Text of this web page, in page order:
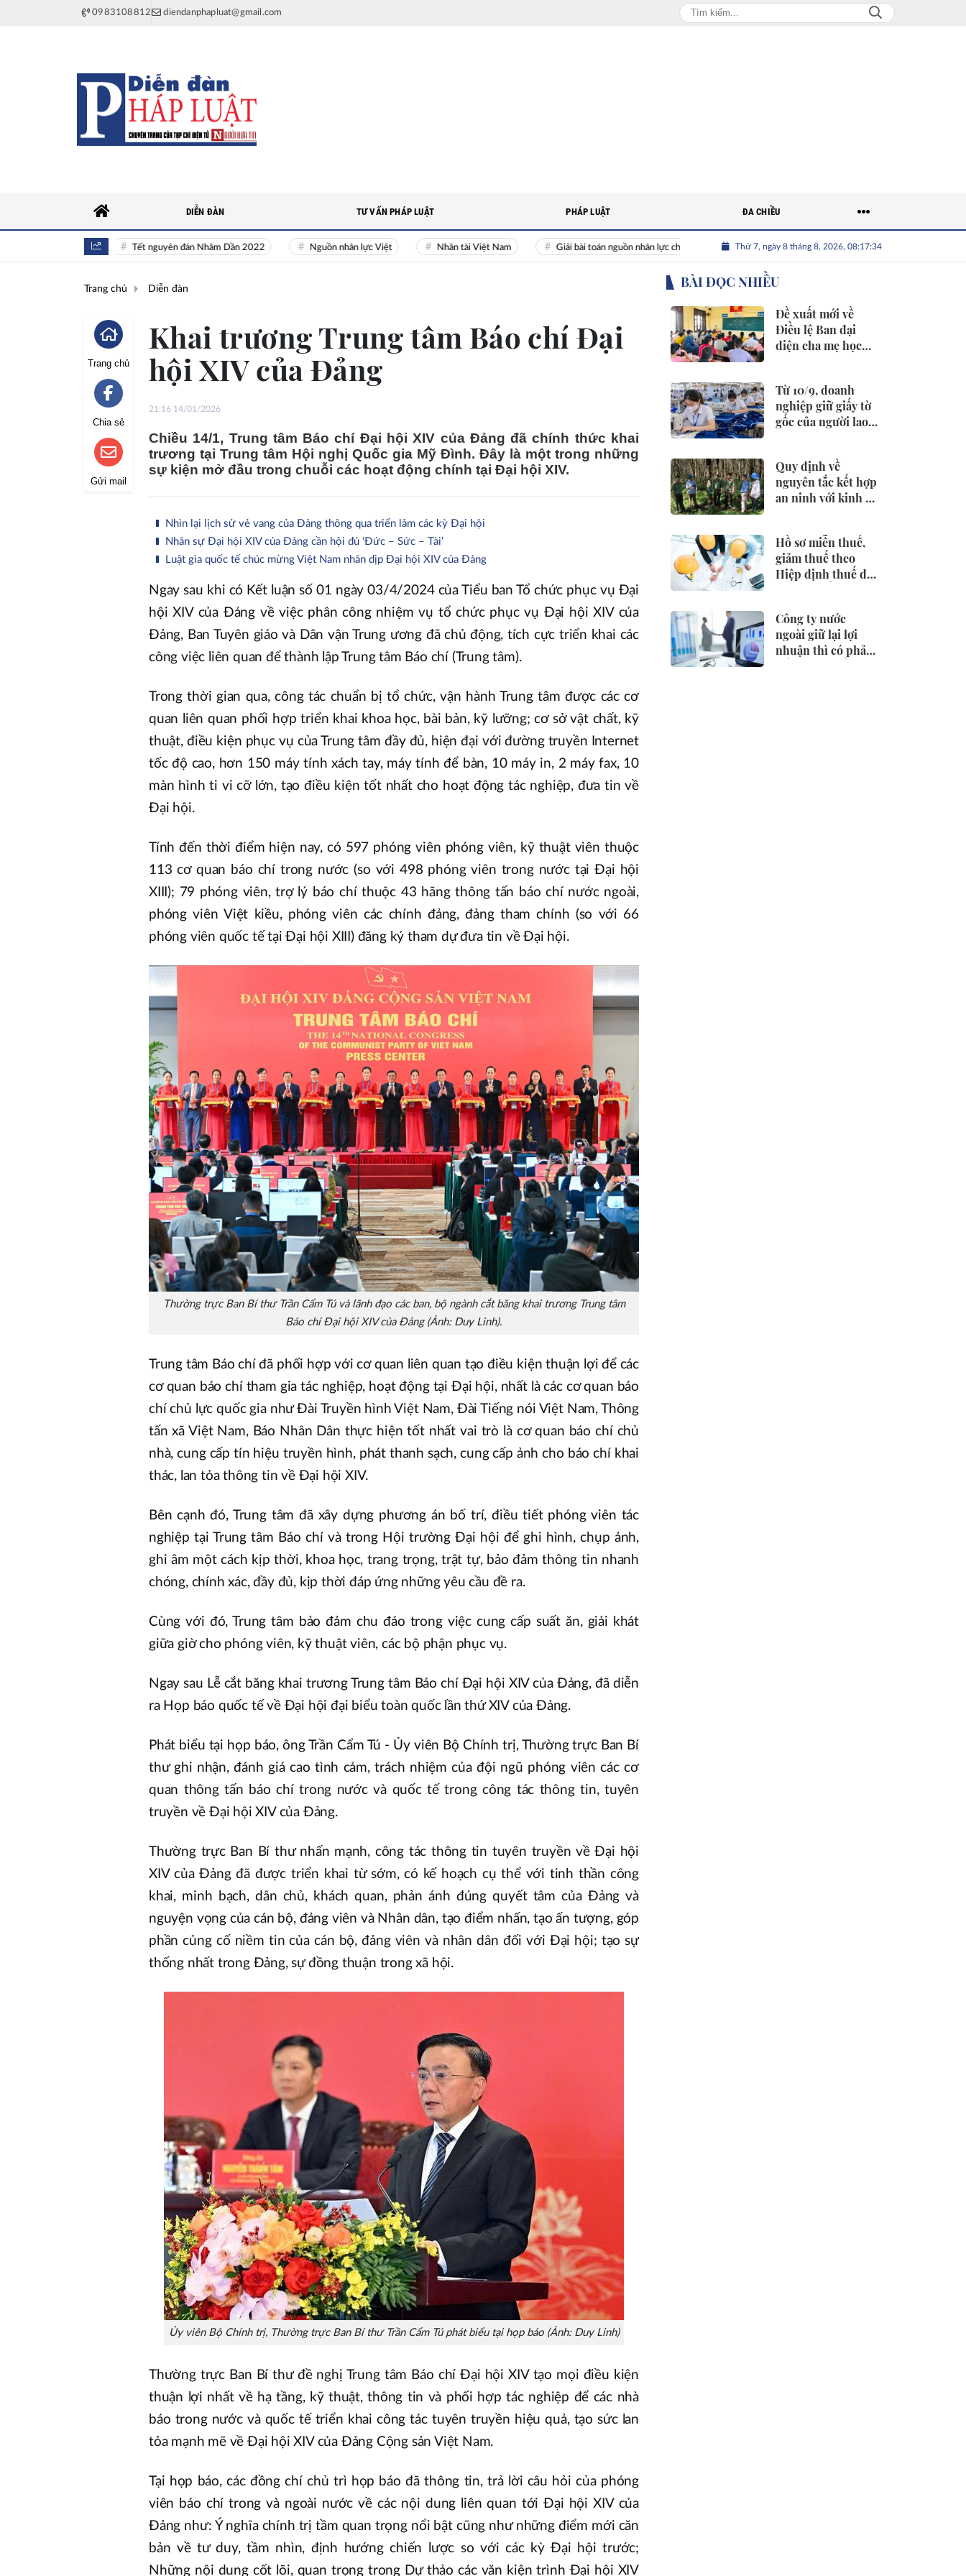
0983108812 diendanphapluat@gmail.com
Tết nguyên đán Nhâm Dần 2022 Nguồn nhân lực Việt Nhân tài Việt Nam Giải bài toán nguồn nhân lực chất lượng cao cho doanh nghiệpThứ 7, ngày 8 tháng 8, 2026, 08:17:35
DIỄN ĐÀN TƯ VẤN PHÁP LUẬT PHÁP LUẬT ĐA CHIỀU
Trang chủ Diễn đàn
Trang chủ
Chia sẻ
Gửi mail
Khai trương Trung tâm Báo chí Đại
hội XIV của Đảng
21:16 14/01/2026
Chiều 14/1, Trung tâm Báo chí Đại hội XIV của Đảng đã chính thức khai
trương tại Trung tâm Hội nghị Quốc gia Mỹ Đình. Đây là một trong những
sự kiện mở đầu trong chuỗi các hoạt động chính tại Đại hội XIV.
Nhìn lại lịch sử vẻ vang của Đảng thông qua triển lãm các kỳ Đại hội
Nhân sự Đại hội XIV của Đảng cần hội đủ ‘Đức – Sức – Tài’
Luật gia quốc tế chúc mừng Việt Nam nhân dịp Đại hội XIV của Đảng
Ngay sau khi có Kết luận số 01 ngày 03/4/2024 của Tiểu ban Tổ chức phục vụ Đại
hội XIV của Đảng về việc phân công nhiệm vụ tổ chức phục vụ Đại hội XIV của
Đảng, Ban Tuyên giáo và Dân vận Trung ương đã chủ động, tích cực triển khai các
công việc liên quan để thành lập Trung tâm Báo chí (Trung tâm).
Trong thời gian qua, công tác chuẩn bị tổ chức, vận hành Trung tâm được các cơ
quan liên quan phối hợp triển khai khoa học, bài bản, kỹ lưỡng; cơ sở vật chất, kỹ
thuật, điều kiện phục vụ của Trung tâm đầy đủ, hiện đại với đường truyền Internet
tốc độ cao, hơn 150 máy tính xách tay, máy tính để bàn, 10 máy in, 2 máy fax, 10
màn hình ti vi cỡ lớn, tạo điều kiện tốt nhất cho hoạt động tác nghiệp, đưa tin về
Đại hội.
Tính đến thời điểm hiện nay, có 597 phóng viên phóng viên, kỹ thuật viên thuộc
113 cơ quan báo chí trong nước (so với 498 phóng viên trong nước tại Đại hội
XIII); 79 phóng viên, trợ lý báo chí thuộc 43 hãng thông tấn báo chí nước ngoài,
phóng viên Việt kiều, phóng viên các chính đảng, đảng tham chính (so với 66
phóng viên quốc tế tại Đại hội XIII) đăng ký tham dự đưa tin về Đại hội.
Thường trực Ban Bí thư Trần Cẩm Tú và lãnh đạo các ban, bộ ngành cắt băng khai trương Trung tâm
Báo chí Đại hội XIV của Đảng (Ảnh: Duy Linh).
Trung tâm Báo chí đã phối hợp với cơ quan liên quan tạo điều kiện thuận lợi để các
cơ quan báo chí tham gia tác nghiệp, hoạt động tại Đại hội, nhất là các cơ quan báo
chí chủ lực quốc gia như Đài Truyền hình Việt Nam, Đài Tiếng nói Việt Nam, Thông
tấn xã Việt Nam, Báo Nhân Dân thực hiện tốt nhất vai trò là cơ quan báo chí chủ
nhà, cung cấp tín hiệu truyền hình, phát thanh sạch, cung cấp ảnh cho báo chí khai
thác, lan tỏa thông tin về Đại hội XIV.
Bên cạnh đó, Trung tâm đã xây dựng phương án bố trí, điều tiết phóng viên tác
nghiệp tại Trung tâm Báo chí và trong Hội trường Đại hội để ghi hình, chụp ảnh,
ghi âm một cách kịp thời, khoa học, trang trọng, trật tự, bảo đảm thông tin nhanh
chóng, chính xác, đầy đủ, kịp thời đáp ứng những yêu cầu đề ra.
Cùng với đó, Trung tâm bảo đảm chu đáo trong việc cung cấp suất ăn, giải khát
giữa giờ cho phóng viên, kỹ thuật viên, các bộ phận phục vụ.
Ngay sau Lễ cắt băng khai trương Trung tâm Báo chí Đại hội XIV của Đảng, đã diễn
ra Họp báo quốc tế về Đại hội đại biểu toàn quốc lần thứ XIV của Đảng.
Phát biểu tại họp báo, ông Trần Cẩm Tú - Ủy viên Bộ Chính trị, Thường trực Ban Bí
thư ghi nhận, đánh giá cao tình cảm, trách nhiệm của đội ngũ phóng viên các cơ
quan thông tấn báo chí trong nước và quốc tế trong công tác thông tin, tuyên
truyền về Đại hội XIV của Đảng.
Thường trực Ban Bí thư nhấn mạnh, công tác thông tin tuyên truyền về Đại hội
XIV của Đảng đã được triển khai từ sớm, có kế hoạch cụ thể với tinh thần công
khai, minh bạch, dân chủ, khách quan, phản ánh đúng quyết tâm của Đảng và
nguyện vọng của cán bộ, đảng viên và Nhân dân, tạo điểm nhấn, tạo ấn tượng, góp
phần củng cố niềm tin của cán bộ, đảng viên và nhân dân đối với Đại hội; tạo sự
thống nhất trong Đảng, sự đồng thuận trong xã hội.
Ủy viên Bộ Chính trị, Thường trực Ban Bí thư Trần Cẩm Tú phát biểu tại họp báo (Ảnh: Duy Linh)
Thường trực Ban Bí thư đề nghị Trung tâm Báo chí Đại hội XIV tạo mọi điều kiện
thuận lợi nhất về hạ tầng, kỹ thuật, thông tin và phối hợp tác nghiệp để các nhà
báo trong nước và quốc tế triển khai công tác tuyên truyền hiệu quả, tạo sức lan
tỏa mạnh mẽ về Đại hội XIV của Đảng Cộng sản Việt Nam.
Tại họp báo, các đồng chí chủ trì họp báo đã thông tin, trả lời câu hỏi của phóng
viên báo chí trong và ngoài nước về các nội dung liên quan tới Đại hội XIV của
Đảng như: Ý nghĩa chính trị tầm quan trọng nổi bật cũng như những điểm mới căn
bản về tư duy, tầm nhìn, định hướng chiến lược so với các kỳ Đại hội trước;
Những nội dung cốt lõi, quan trọng trong Dự thảo các văn kiện trình Đại hội XIV
BÀI ĐỌC NHIỀU
Đề xuất mới về
Điều lệ Ban đại
diện cha mẹ học
Từ 10/9, doanh
nghiệp giữ giấy tờ
gốc của người lao
Quy định về
nguyên tắc kết hợp
an ninh với kinh tế
Hồ sơ miễn thuế,
giảm thuế theo
Hiệp định thuế đối
Công ty nước
ngoài giữ lại lợi
nhuận thì có phải